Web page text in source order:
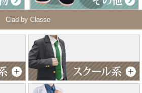
Clad by Classe